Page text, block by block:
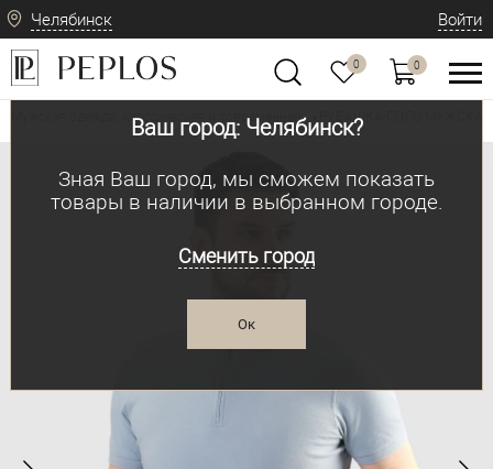
Челябинск
Ваш город: Челябинск?
Зная Ваш город, мы сможем показать
товары в наличии в выбранном городе.
Сменить город
Ок
Войти
0 0
Мужская одежда: классическая и современная РУБАШКА-ПОЛО МУЖСКАЯ